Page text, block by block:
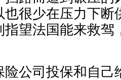
很少在压力下断
望法国能来救驾
公司投保和自己